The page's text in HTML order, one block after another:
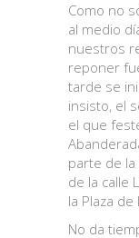
Como no
al medio
nuestros
reponer
tarde se
insisto, el
el que
parte de la
de la calle
la Plaza de
No da